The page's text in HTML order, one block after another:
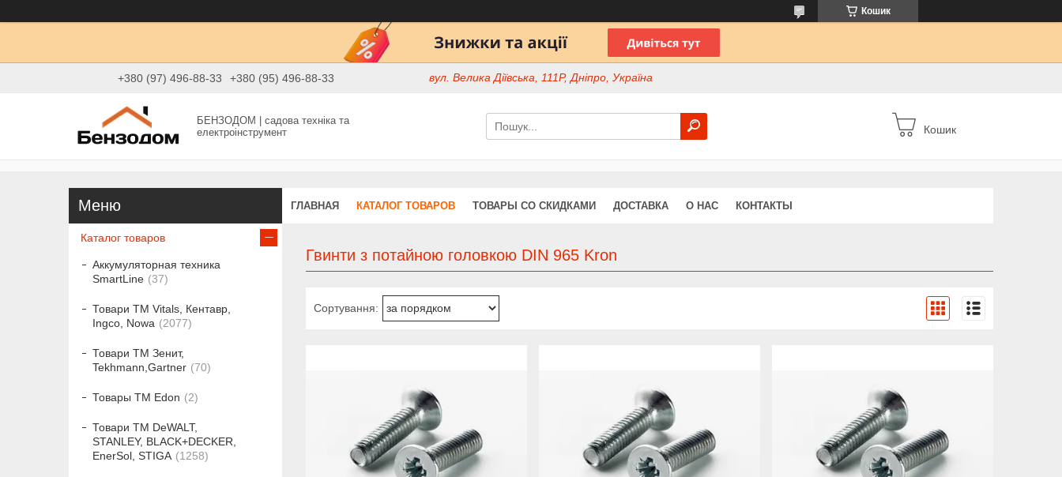
Кошик
+380 (97) 496-88-33 +380 (95) 496-88-33 вул. Велика Діївська, 111Р, Дніпро, Україна
БЕНЗОДОМ | садова техніка та
електроінструмент
Кошик
ГЛАВНАЯ КАТАЛОГ ТОВАРОВ ТОВАРЫ СО СКИДКАМИ ДОСТАВКА О НАС КОНТАКТЫ
Гвинти з потайною головкою DIN 965 Kron
Каталог товаров
Аккумуляторная техника
SmartLine
37
Товари ТМ Vitals, Кентавр,
Ingco, Nowa
2077
Товари ТМ Зенит,
Tekhmann,Gartner
70
Товары ТМ Edon 2
Товари ТМ DeWALT,
STANLEY, BLACK+DECKER,
EnerSol, STIGA
1258